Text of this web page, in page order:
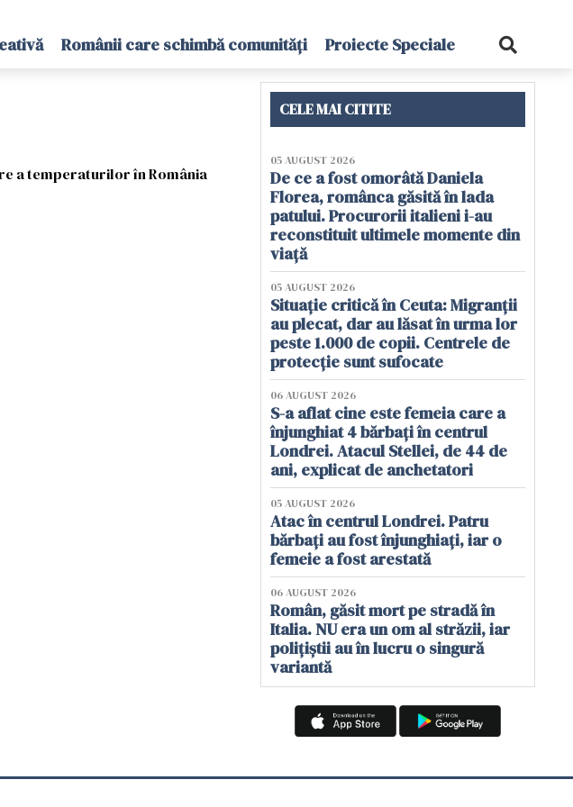
Românii care schimbă comunități Proiecte Speciale
a temperaturilor în România
CELE MAI CITITE
05 AUGUST 2026
De ce a fost omorâtă Daniela
Florea, românca găsită în lada
patului. Procurorii italieni i-au
reconstituit ultimele momente din
viață
05 AUGUST 2026
Situație critică în Ceuta: Migranții
au plecat, dar au lăsat în urma lor
peste 1.000 de copii. Centrele de
protecție sunt sufocate
06 AUGUST 2026
S-a aflat cine este femeia care a
înjunghiat 4 bărbați în centrul
Londrei. Atacul Stellei, de 44 de
ani, explicat de anchetatori
05 AUGUST 2026
Atac în centrul Londrei. Patru
bărbați au fost înjunghiați, iar o
femeie a fost arestată
06 AUGUST 2026
Român, găsit mort pe stradă în
Italia. NU era un om al străzii, iar
polițiștii au în lucru o singură
variantă